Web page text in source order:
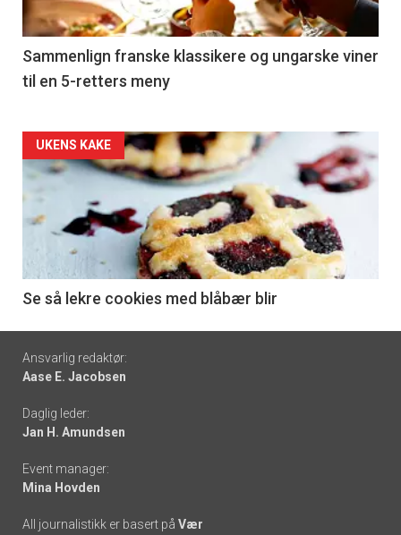
-
5
Sammenlign franske klassikere og ungarske viner
til en 5-retters meny
Forsiden
akkurat
nå
6
UKENS KAKE
Se så lekre cookies med blåbær blir
Footer
-
links
Ansvarlig redaktør:
Aase E. Jacobsen
Daglig leder:
Jan H. Amundsen
Event manager:
Mina Hovden
All journalistikk er basert på Vær